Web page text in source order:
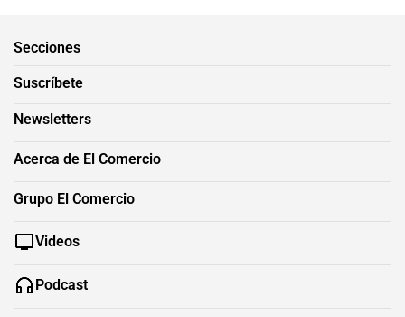
Secciones
Suscríbete
Newsletters
Acerca de El Comercio
Grupo El Comercio
Videos
Podcast